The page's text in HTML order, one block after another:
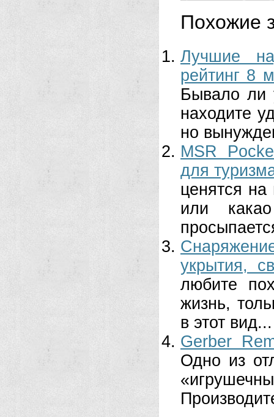
Похожие
Лучшие
рейтинг 8
Бывало ли
находите
но
MSR
для
ценятся
или
укрытия,
любите
жизнь,
в этот вид...
Gerber
Одно из